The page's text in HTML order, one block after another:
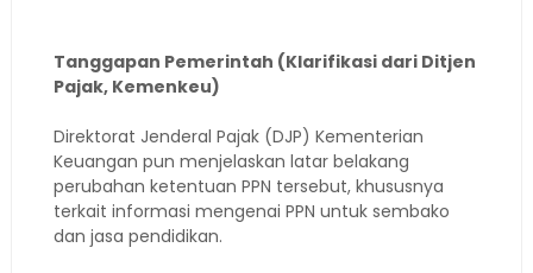
Tanggapan Pemerintah (Klarifikasi dari Ditjen
Pajak, Kemenkeu)
Direktorat Jenderal Pajak (DJP) Kementerian
Keuangan pun menjelaskan latar belakang
perubahan ketentuan PPN tersebut, khususnya
terkait informasi mengenai PPN untuk sembako
dan jasa pendidikan.